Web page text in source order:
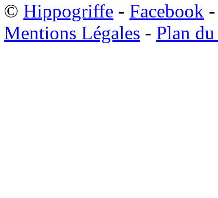
© Hippogriffe - Facebook
Mentions Légales - Plan